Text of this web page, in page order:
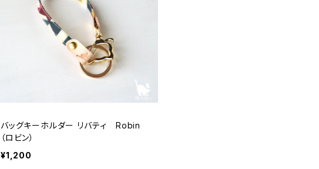
バッグキーホルダー リバティ Robin
（ロビン）
¥1,200